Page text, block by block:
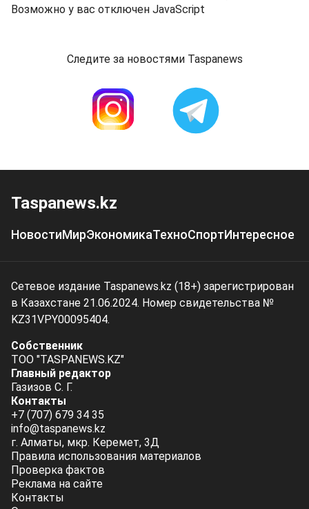
Возможно у вас отключен JavaScript
Следите за новостями Taspanews
Taspanews.kz
НовостиМирЭкономикаТехноСпортИнтересное
Сетевое издание Taspanews.kz (18+) зарегистрирован
в Казахстане 21.06.2024. Номер свидетельства №
KZ31VPY00095404.
Собственник
ТОО "TASPANEWS.KZ"
Главный редактор
Газизов С. Г.
Контакты
+7 (707) 679 34 35
info@taspanews.kz
г. Алматы, мкр. Керемет, 3Д
Правила использования материалов
Проверка фактов
Реклама на сайте
Контакты